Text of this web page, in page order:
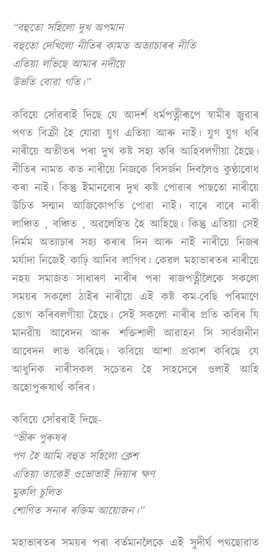
“বহুতো সহিলো দুখ অপমান
বহুতো দেখিলো নীতিৰ কামত অত্যাচাৰৰ নীতি
এতিয়া লভিছে আমাৰ নদীয়ে
উভতি বোৱা গতি।”
কবিয়ে সোঁৱৰাই দিছে যে আদৰ্শ ধৰ্মপত্নীৰূপে স্বামীৰ জুৱাৰ
পণত বিক্ৰী হৈ যোৱা যুগ এতিয়া আৰু নাই। যুগ যুগ ধৰি
নাৰীয়ে অতীতৰ পৰা দুখ কষ্ট সহ্য কৰি আহিবলগীয়া হৈছে।
নীতিৰ নামত কত নাৰীয়ে নিজকে বিসৰ্জন দিবলৈও কুণ্ঠাবোধ
কৰা নাই। কিন্তু ইমানবোৰ দুখ কষ্ট পোৱাৰ পাছতো নাৰীয়ে
উচিত সন্মান আজিকোপতি পোৱা নাই। বাৰে বাৰে নাৰী
লাঞ্চিত , বঞ্চিত , অৱলেহিত হৈ আহিছে। কিন্তু এতিয়া সেই
নিৰ্মম অত্যাচাৰ সহ্য কৰাৰ দিন আৰু নাই নাৰীয়ে নিজৰ
মৰ্যাদা নিজেই কাঢ়ি আনিব লাগিব। কেৱল মহাভাৰতৰ নাৰীয়ে
নহয় সমাজত সাধাৰণ নাৰীৰ পৰা ৰাজপত্নীলৈকে সকলো
সময়ৰ সকলো ঠাইৰ নাৰীয়ে এই কষ্ট কম-বেছি পৰিমাণে
ভোগ কৰিবলগীয়া হৈছে। সেই সকলো নাৰীৰ প্ৰতি কবিৰ যি
মানৱীয় আবেদন আৰু শক্তিশালী আৱাহন সি সাৰ্বজনীন
আবেদন লাভ কৰিছে। কবিয়ে আশা প্ৰকাশ কৰিছে যে
আধুনিক নাৰীসকল সচেতন হৈ সাহসেৰে ওলাই আহি
অহোপুৰুষাৰ্থ কৰিব।
কবিয়ে সোঁৱৰাই দিছে-
“ভীৰু পুৰুষৰ
পণ হৈ আমি বহুত সহিলো ক্লেশ
এতিয়া তাকেই ওভোতাই দিয়াৰ ক্ষণ
মুকলি চুলিত
শোণিত সনাৰ ৰক্তিম আয়োজন।”
মহাভাৰতৰ সময়ৰ পৰা বৰ্তমানলৈকে এই সুদীৰ্ঘ পথছোৱাত